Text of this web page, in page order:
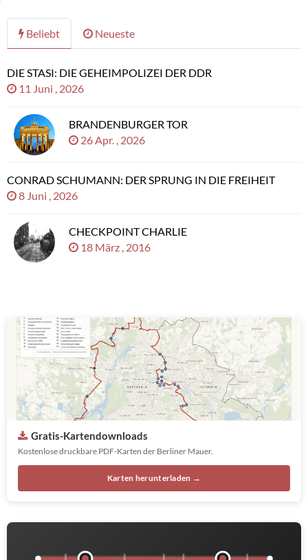
Beliebt Neueste
DIE STASI: DIE GEHEIMPOLIZEI DER DDR
11 Juni , 2026
BRANDENBURGER TOR
26 Apr. , 2026
CONRAD SCHUMANN: DER SPRUNG IN DIE FREIHEIT
8 Juni , 2026
CHECKPOINT CHARLIE
18 März , 2016
Gratis-Kartendownloads
Kostenlose druckbare PDF-Karten der Berliner Mauer.
Karten herunterladen →